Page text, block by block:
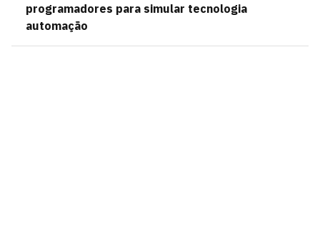
programadores para simular tecnologia
automação